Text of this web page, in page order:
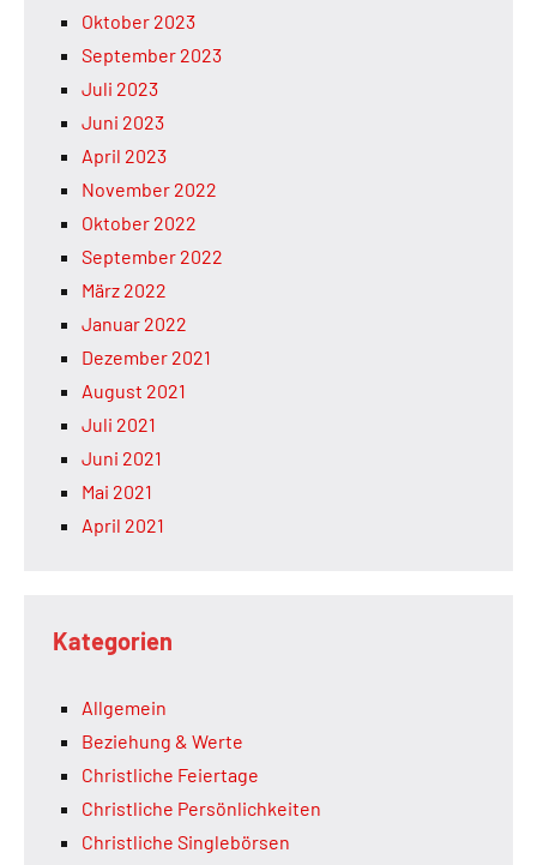
Oktober 2023
September 2023
Juli 2023
Juni 2023
April 2023
November 2022
Oktober 2022
September 2022
März 2022
Januar 2022
Dezember 2021
August 2021
Juli 2021
Juni 2021
Mai 2021
April 2021
Kategorien
Allgemein
Beziehung & Werte
Christliche Feiertage
Christliche Persönlichkeiten
Christliche Singlebörsen